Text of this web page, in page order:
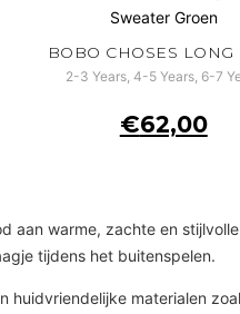
2-3 Years, 4-5 Years, 6-7
€62,00
aan warme, zachte en
tijdens het buitenspelen.
materialen